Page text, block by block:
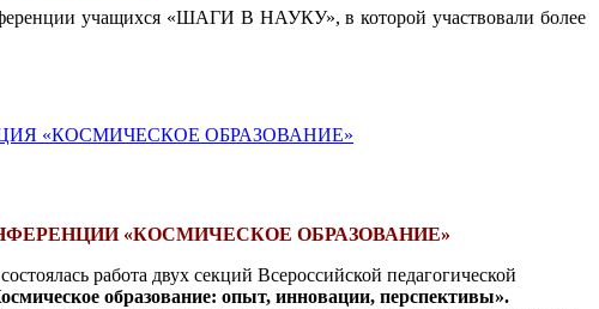
учащихся «ШАГИ В НАУКУ», в которой участвовали более
«КОСМИЧЕСКОЕ ОБРАЗОВАНИЕ»
«КОСМИЧЕСКОЕ ОБРАЗОВАНИЕ»
состоялась работа двух секций Всероссийской педагогической
образование: опыт, инновации, перспективы».